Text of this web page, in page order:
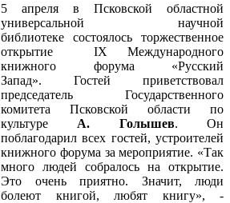
5 апреля в Псковской областной
универсальной научной
библиотеке состоялось торжественное
открытие IX Международного
книжного форума «Русский
Запад». Гостей приветствовал
председатель Государственного
комитета Псковской области по
культуре А. Голышев. Он
поблагодарил всех гостей, устроителей
книжного форума за мероприятие. «Так
много людей собралось на открытие.
Это очень приятно. Значит, люди
болеют книгой, любят книгу», -